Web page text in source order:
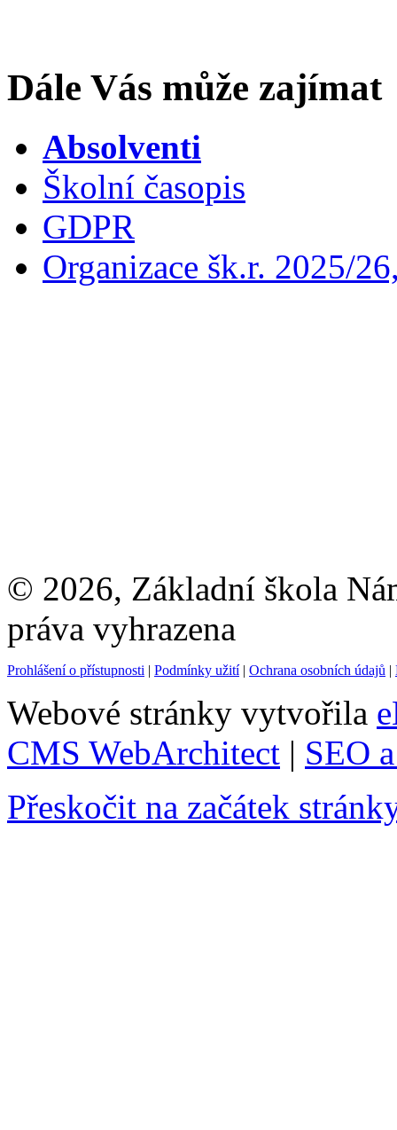
Dále Vás může zajímat
Absolventi
Školní časopis
GDPR
Organizace šk.r. 2025/
© 2026, Základní škola
práva vyhrazena
Prohlášení o přístupnosti | Podmínky užití| Ochrana osobních údajů |
Webové stránky vytvořila
CMS WebArchitect | SEO
Přeskočit na začátek